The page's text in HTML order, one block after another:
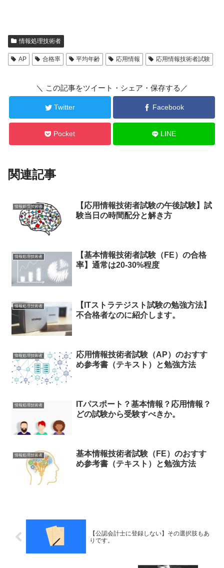
情報処理技術者
AP 合格率 平均年齢 応用情報 応用情報技術者試験
＼ この記事をツイート・シェア・保存する／
Twitter Facebook
Pocket LINE
関連記事
情報処理技術者
【応用情報技術者試験の午後試験】試
験当日の時間配分と解き方
情報処理技術者
【基本情報技術者試験（FE）の合格
率】通常は20-30%程度
情報処理技術者
【ITストラテジスト試験の勉強方法】
不合格者なのに紹介します。
情報処理技術者
応用情報技術者試験（AP）のおすす
め参考書（テキスト）と勉強方法
情報処理技術者
ITパスポート？基本情報？応用情報？
どの試験から受験すべきか。
情報処理技術者
基本情報技術者試験（FE）のおすす
め参考書（テキスト）と勉強方法
【公認会計士に登録しない】その選択肢もあ
りです。